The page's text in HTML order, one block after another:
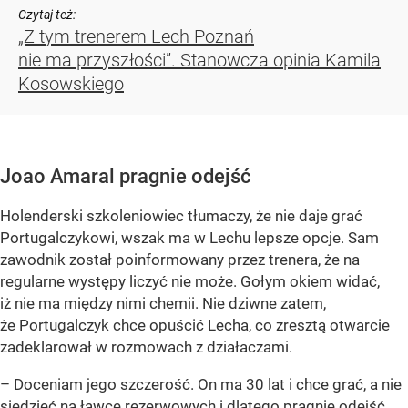
Czytaj też:
„Z tym trenerem Lech Poznań
nie ma przyszłości”. Stanowcza opinia Kamila
Kosowskiego
Joao Amaral pragnie odejść
Holenderski szkoleniowiec tłumaczy, że nie daje grać
Portugalczykowi, wszak ma w Lechu lepsze opcje. Sam
zawodnik został poinformowany przez trenera, że na
regularne występy liczyć nie może. Gołym okiem widać,
iż nie ma między nimi chemii. Nie dziwne zatem,
że Portugalczyk chce opuścić Lecha, co zresztą otwarcie
zadeklarował w rozmowach z działaczami.
– Doceniam jego szczerość. On ma 30 lat i chce grać, a nie